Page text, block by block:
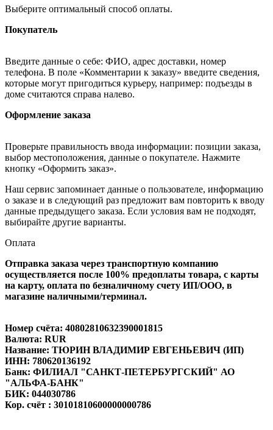
Выберите оптимальный способ оплаты.
Покупатель
Введите данные о себе: ФИО, адрес доставки, номер
телефона. В поле «Комментарии к заказу» введите сведения,
которые могут пригодиться курьеру, например: подъезды в
доме считаются справа налево.
Оформление заказа
Проверьте правильность ввода информации: позиции заказа,
выбор местоположения, данные о покупателе. Нажмите
кнопку «Оформить заказ».
Наш сервис запоминает данные о пользователе, информацию
о заказе и в следующий раз предложит вам повторить к вводу
данные предыдущего заказа. Если условия вам не подходят,
выбирайте другие варианты.
Оплата
Отправка заказа через транспортную компанию
осуществляется после 100% предоплаты товара, с карты
на карту, оплата по безналичному счету ИП/ООО, в
магазине наличными/терминал.
Номер счёта: 40802810632390001815
Валюта: RUR
Название: ТЮРИН ВЛАДИМИР ЕВГЕНЬЕВИЧ (ИП)
ИНН: 780620136192
Банк: ФИЛИАЛ "САНКТ-ПЕТЕРБУРГСКИЙ" АО
"АЛЬФА-БАНК"
БИК: 044030786
Кор. счёт : 30101810600000000786